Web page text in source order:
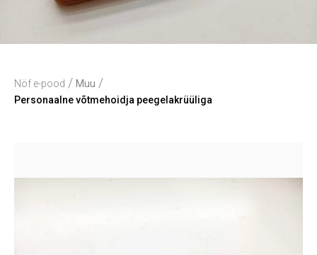
Nöf e-pood / Muu /
Personaalne võtmehoidja peegelakrüüliga